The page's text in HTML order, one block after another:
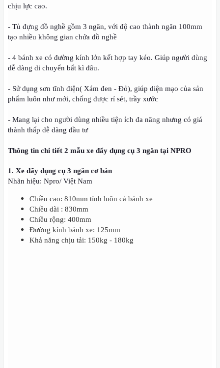
chịu lực cao.
- Tủ đựng đồ nghề gồm 3 ngăn, với độ cao thành ngăn 100mm
tạo nhiều không gian chứa đồ nghề
- 4 bánh xe có đường kính lớn kết hợp tay kéo. Giúp người dùng
dễ dàng di chuyển bất kì đâu.
- Sử dụng sơn tĩnh điện( Xám đen - Đỏ), giúp diện mạo của sản
phẩm luôn như mới, chống được rỉ sét, trầy xước
- Mang lại cho người dùng nhiều tiện ích đa năng nhưng có giá
thành thấp dễ dàng đầu tư
Thông tin chi tiết 2 mẫu xe đẩy dụng cụ 3 ngăn tại NPRO
1. Xe đẩy dụng cụ 3 ngăn cơ bản
Nhãn hiệu: Npro/ Việt Nam
Chiều cao: 810mm tính luôn cả bánh xe
Chiều dài : 830mm
Chiều rộng: 400mm
Đường kính bánh xe: 125mm
Khả năng chịu tải: 150kg - 180kg